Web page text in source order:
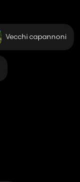
Vecchi capannoni